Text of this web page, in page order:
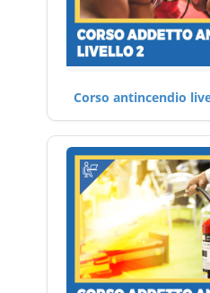
Corso antincendio